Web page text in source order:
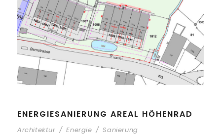
ENERGIESANIERUNG AREAL HÖHENRAD
Architektur / Energie / Sanierung